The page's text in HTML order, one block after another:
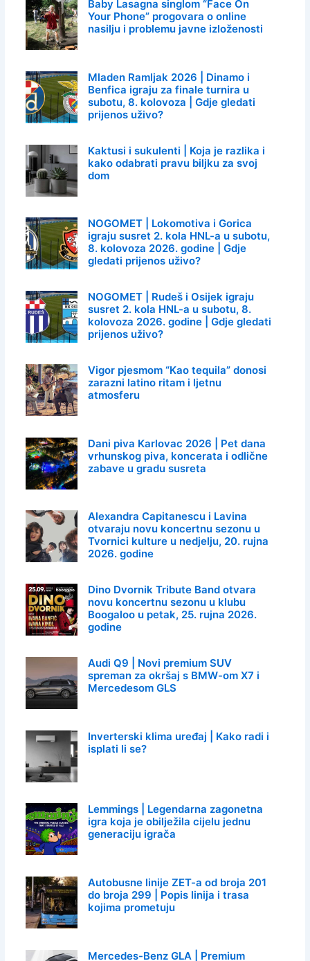
Baby Lasagna singlom “Face On
Your Phone” progovara o online
nasilju i problemu javne izloženosti
Mladen Ramljak 2026 | Dinamo i
Benfica igraju za finale turnira u
subotu, 8. kolovoza | Gdje gledati
prijenos uživo?
Kaktusi i sukulenti | Koja je razlika i
kako odabrati pravu biljku za svoj
dom
NOGOMET | Lokomotiva i Gorica
igraju susret 2. kola HNL-a u subotu,
8. kolovoza 2026. godine | Gdje
gledati prijenos uživo?
NOGOMET | Rudeš i Osijek igraju
susret 2. kola HNL-a u subotu, 8.
kolovoza 2026. godine | Gdje gledati
prijenos uživo?
Vigor pjesmom “Kao tequila” donosi
zarazni latino ritam i ljetnu
atmosferu
Dani piva Karlovac 2026 | Pet dana
vrhunskog piva, koncerata i odlične
zabave u gradu susreta
Alexandra Capitanescu i Lavina
otvaraju novu koncertnu sezonu u
Tvornici kulture u nedjelju, 20. rujna
2026. godine
Dino Dvornik Tribute Band otvara
novu koncertnu sezonu u klubu
Boogaloo u petak, 25. rujna 2026.
godine
Audi Q9 | Novi premium SUV
spreman za okršaj s BMW-om X7 i
Mercedesom GLS
Inverterski klima uređaj | Kako radi i
isplati li se?
Lemmings | Legendarna zagonetna
igra koja je obilježila cijelu jednu
generaciju igrača
Autobusne linije ZET-a od broja 201
do broja 299 | Popis linija i trasa
kojima prometuju
Mercedes-Benz GLA | Premium